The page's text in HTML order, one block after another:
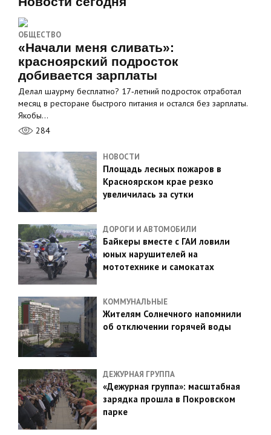
ОБЩЕСТВО
«Начали меня сливать»:
красноярский подросток
добивается зарплаты
Делал шаурму бесплатно? 17‑летний подросток отработал
месяц в ресторане быстрого питания и остался без зарплаты.
Якобы…
284
НОВОСТИ
Площадь лесных пожаров в
Красноярском крае резко
увеличилась за сутки
ДОРОГИ И АВТОМОБИЛИ
Байкеры вместе с ГАИ ловили
юных нарушителей на
мототехнике и самокатах
КОММУНАЛЬНЫЕ
Жителям Солнечного напомнили
об отключении горячей воды
ДЕЖУРНАЯ ГРУППА
«Дежурная группа»: масштабная
зарядка прошла в Покровском
парке